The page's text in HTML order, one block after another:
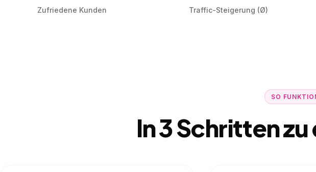
Zufriedene Kunden Traffic-Steigerung (Ø)
SO
In 3 Schritten